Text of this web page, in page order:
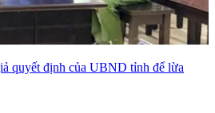
quyết định của UBND tỉnh để lừa